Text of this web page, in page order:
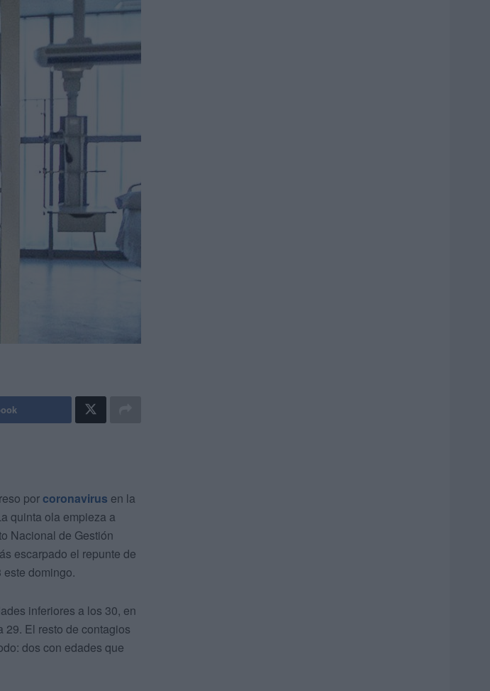
porcoronavirus en la
quinta ola empieza a
Nacional de Gestión
escarpado el repunte de
domingo.
inferiores a los 30, en
29. El resto de contagios
dos con edades que